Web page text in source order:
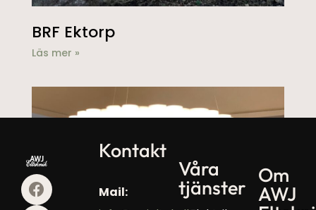
BRF Ektorp
Läs mer »
Kontakt
Mail:
Våra
tjänster
Om
AWJ